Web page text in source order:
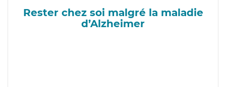
Rester chez soi malgré la maladie
d’Alzheimer